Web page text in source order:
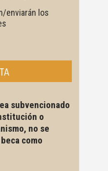
enviarán los
subvencionado
o
no se
como